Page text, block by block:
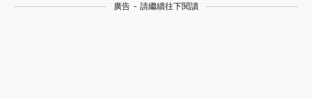
廣告 - 請繼續往下閱讀